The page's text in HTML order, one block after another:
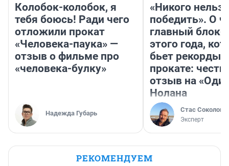
Колобок-колобок, я
тебя боюсь! Ради чего
отложили прокат
«Человека-паука» —
отзыв о фильме про
«человека-булку»
Надежда Губарь
«Никого нельзя
победить». О
главный
этого года,
бьет рекорды в
прокате:
отзыв на
Нолана
Стас Соколов
Эксперт
РЕКОМЕНДУЕМ